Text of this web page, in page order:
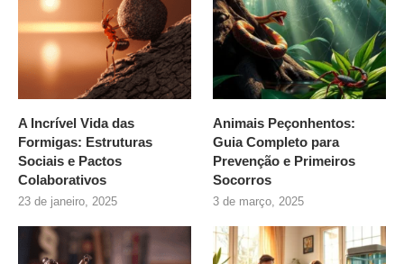
A Incrível Vida das
Formigas: Estruturas
Sociais e Pactos
Colaborativos
23 de janeiro, 2025
Animais Peçonhentos:
Guia Completo para
Prevenção e Primeiros
Socorros
3 de março, 2025